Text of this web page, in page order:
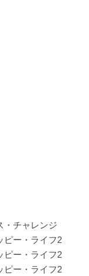
・チャレンジ
ピー・ライフ2
ピー・ライフ2
ピー・ライフ2